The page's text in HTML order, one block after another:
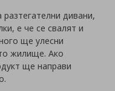
дивани,
е че се свалят и
ще улесни
жилище. Ако
ще направи